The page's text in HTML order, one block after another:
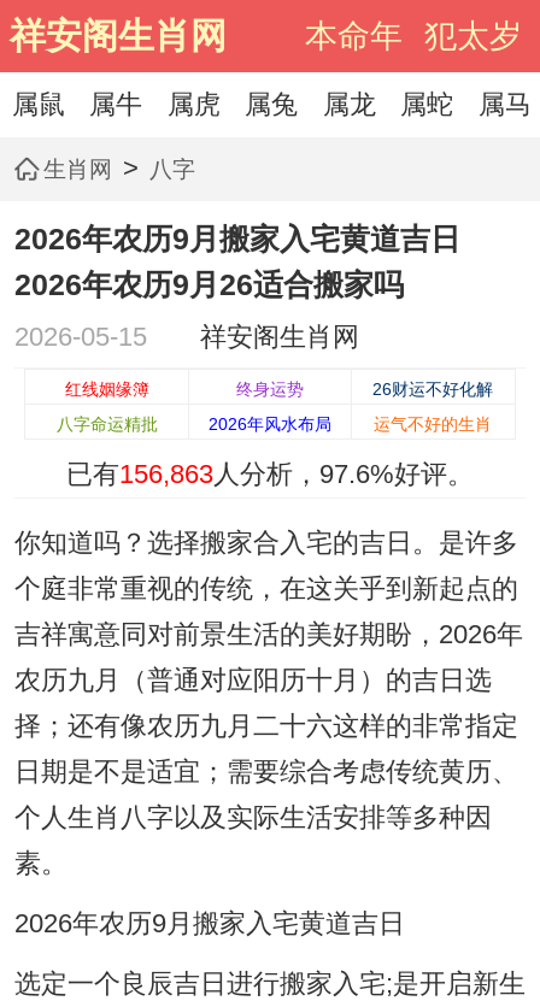
祥安阁生肖网 本命年 犯太岁
属鼠 属牛 属虎 属兔 属龙 属蛇 属马
生肖网 > 八字
2026年农历9月搬家入宅黄道吉日
2026年农历9月26适合搬家吗
2026-05-15 祥安阁生肖网
红线姻缘簿 终身运势
26财运不好化解
八字命运精批
2026年风水布局 运气不好的生肖
已有156,863人分析， 97.6%好评。
你知道吗？选择搬家合入宅的吉日。是许多
个庭非常重视的传统，在这关乎到新起点的
吉祥寓意同对前景生活的美好期盼，2026年
农历九月（普通对应阳历十月）的吉日选
择；还有像农历九月二十六这样的非常指定
日期是不是适宜；需要综合考虑传统黄历、
个人生肖八字以及实际生活安排等多种因
素。
2026年农历9月搬家入宅黄道吉日
选定一个良辰吉日进行搬家入宅;是开启新生